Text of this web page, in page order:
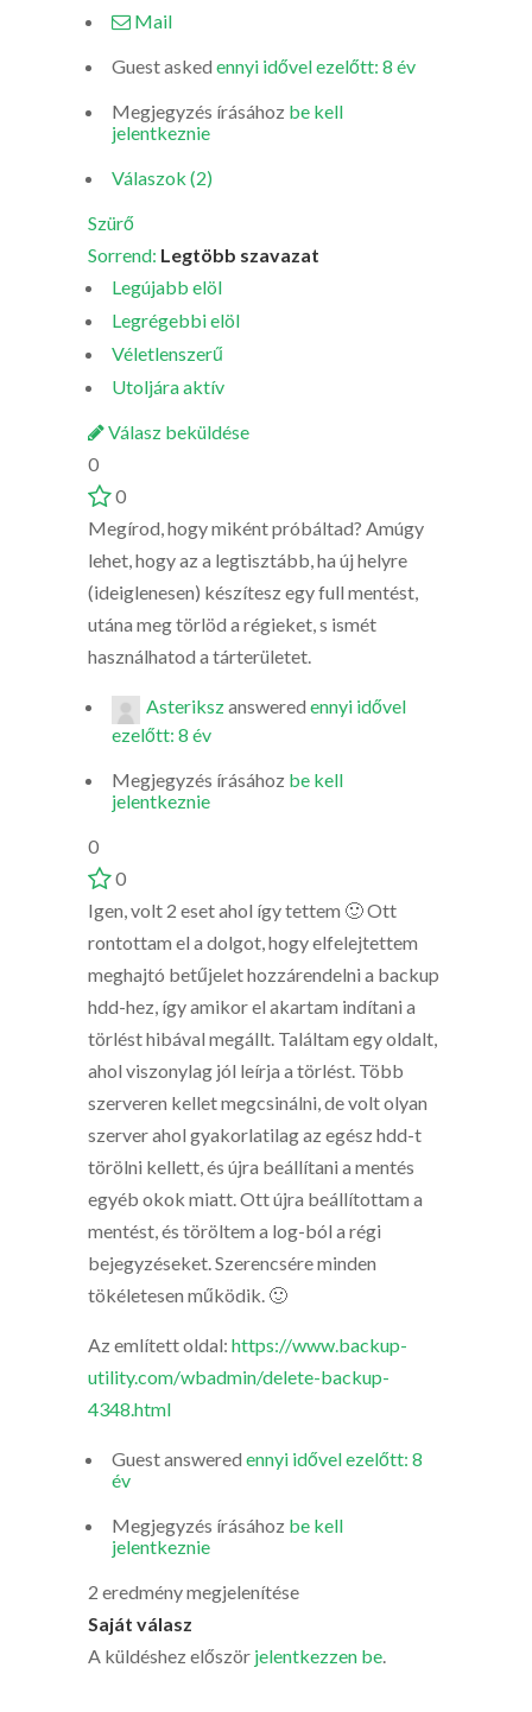
Mail
Guestasked ennyi idővel ezelőtt: 8 év
Megjegyzés írásához be kell
jelentkeznie
Válaszok (2)
Szürő
Sorrend: Legtöbb szavazat
Legújabb elöl
Legrégebbi elöl
Véletlenszerű
Utoljára aktív
Válasz beküldése
0
0
Megírod, hogy miként próbáltad? Amúgy
lehet, hogy az a legtisztább, ha új helyre
(ideiglenesen) készítesz egy full mentést,
utána meg törlöd a régieket, s ismét
használhatod a tárterületet.
Asterikszanswered ennyi idővel
ezelőtt: 8 év
Megjegyzés írásához be kell
jelentkeznie
0
0
Igen, volt 2 eset ahol így tettem 🙂 Ott
rontottam el a dolgot, hogy elfelejtettem
meghajtó betűjelet hozzárendelni a backup
hdd-hez, így amikor el akartam indítani a
törlést hibával megállt. Találtam egy oldalt,
ahol viszonylag jól leírja a törlést. Több
szerveren kellet megcsinálni, de volt olyan
szerver ahol gyakorlatilag az egész hdd-t
törölni kellett, és újra beállítani a mentés
egyéb okok miatt. Ott újra beállítottam a
mentést, és töröltem a log-ból a régi
bejegyzéseket. Szerencsére minden
tökéletesen működik. 🙂
Az említett oldal: https://www.backup-
utility.com/wbadmin/delete-backup-
4348.html
Guestanswered ennyi idővel ezelőtt: 8
év
Megjegyzés írásához be kell
jelentkeznie
2 eredmény megjelenítése
Saját válasz
A küldéshez először jelentkezzen be.